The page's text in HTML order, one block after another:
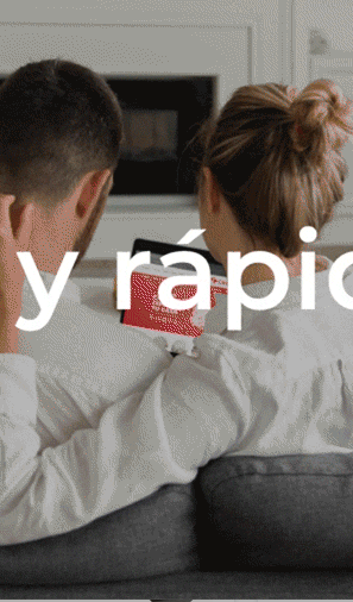
Descripción
10 mm de espesor, con acabado en color
y sustentables, provenientes del
prima reciclada en su composición. Al
zócalo no genera moho, no se pudre, es
en ambientes húmedos como
de 2,40 metros lineales.
que te pueden interesar